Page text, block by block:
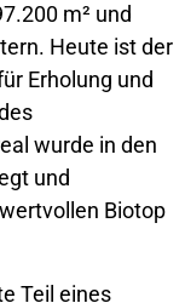
m² und
Heute ist der
Erholung und
wurde in den
und
Biotop
Teil eines